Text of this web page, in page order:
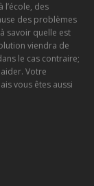
l’école, des
des problèmes
savoir quelle est
viendra de
le cas contraire;
Votre
vous êtes aussi